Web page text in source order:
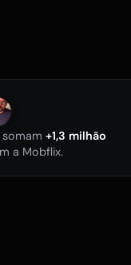
+1,3 milhão
a Mobflix.